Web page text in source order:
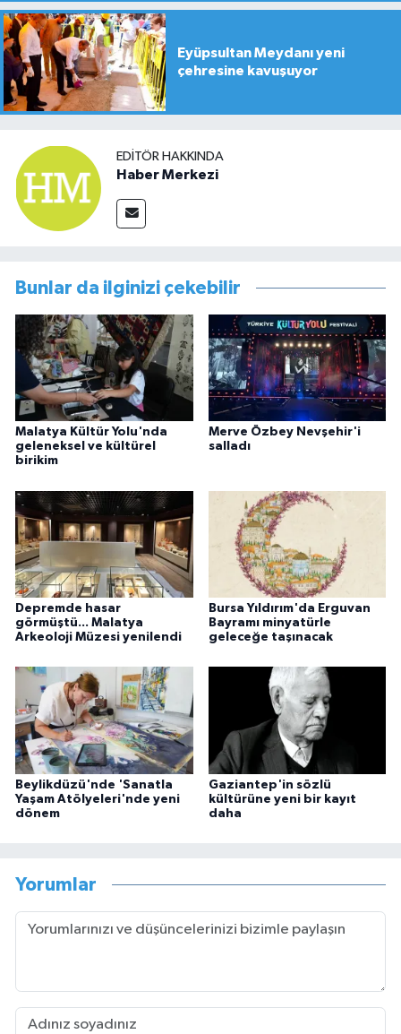
Eyüpsultan Meydanı yeni
çehresine kavuşuyor
EDITÖR HAKKINDA
Haber Merkezi
Bunlar da ilginizi çekebilir
Malatya Kültür Yolu'nda
geleneksel ve kültürel
birikim
Merve Özbey Nevşehir'i
salladı
Depremde hasar
görmüştü... Malatya
Arkeoloji Müzesi yenilendi
Bursa Yıldırım'da Erguvan
Bayramı minyatürle
geleceğe taşınacak
Beylikdüzü'nde 'Sanatla
Yaşam Atölyeleri'nde yeni
dönem
Gaziantep'in sözlü
kültürüne yeni bir kayıt
daha
Yorumlar